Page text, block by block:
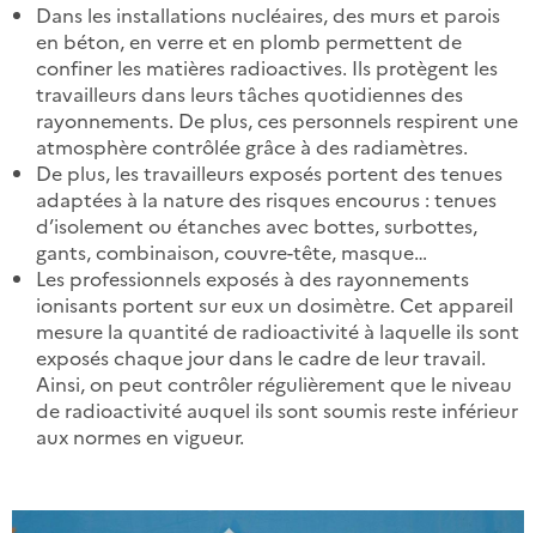
Dans les installations nucléaires, des murs et parois
en béton, en verre et en plomb permettent de
confiner les matières radioactives. Ils protègent les
travailleurs dans leurs tâches quotidiennes des
rayonnements. De plus, ces personnels respirent une
atmosphère contrôlée grâce à des radiamètres.
De plus, les travailleurs exposés portent des tenues
adaptées à la nature des risques encourus : tenues
d’isolement ou étanches avec bottes, surbottes,
gants, combinaison, couvre-tête, masque…
Les professionnels exposés à des rayonnements
ionisants portent sur eux un dosimètre. Cet appareil
mesure la quantité de radioactivité à laquelle ils sont
exposés chaque jour dans le cadre de leur travail.
Ainsi, on peut contrôler régulièrement que le niveau
de radioactivité auquel ils sont soumis reste inférieur
aux normes en vigueur.